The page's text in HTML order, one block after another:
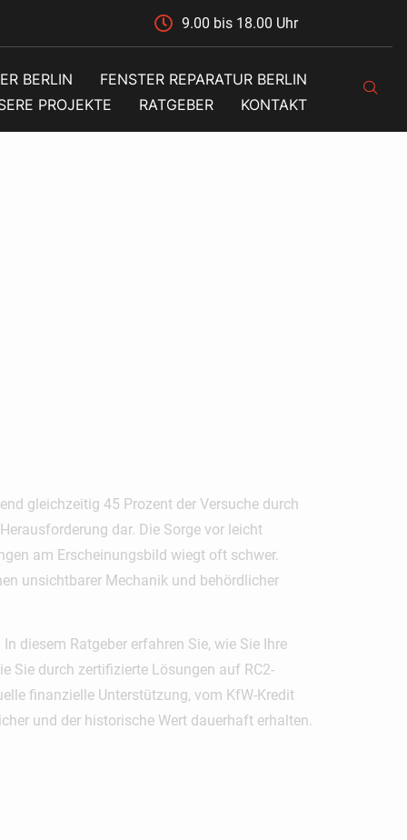
9.00 bis 18.00 Uhr
BERLIN
FENSTER REPARATUR BERLIN
PROJEKTE RATGEBER KONTAKT
gleichzeitig 45 Prozent der Versuche durch
dar. Die Sorge vor leicht
am Erscheinungsbild wiegt oft schwer.
unsichtbarer Mechanik und behördlicher
diesem Ratgeber erfahren Sie, wie Sie Ihre
Sie durch zertifizierte Lösungen auf RC2-
finanzielle Unterstützung, vom KfW-Kredit
und der historische Wert dauerhaft erhalten.